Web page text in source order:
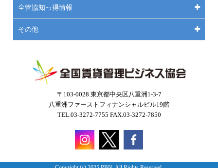
〒103-0028 東京都中央区八重洲1-3-7
八重洲ファーストフィナンシャルビル19階
TEL.03-3272-7755 FAX.03-3272-7850
全管協知っ得情報
その他